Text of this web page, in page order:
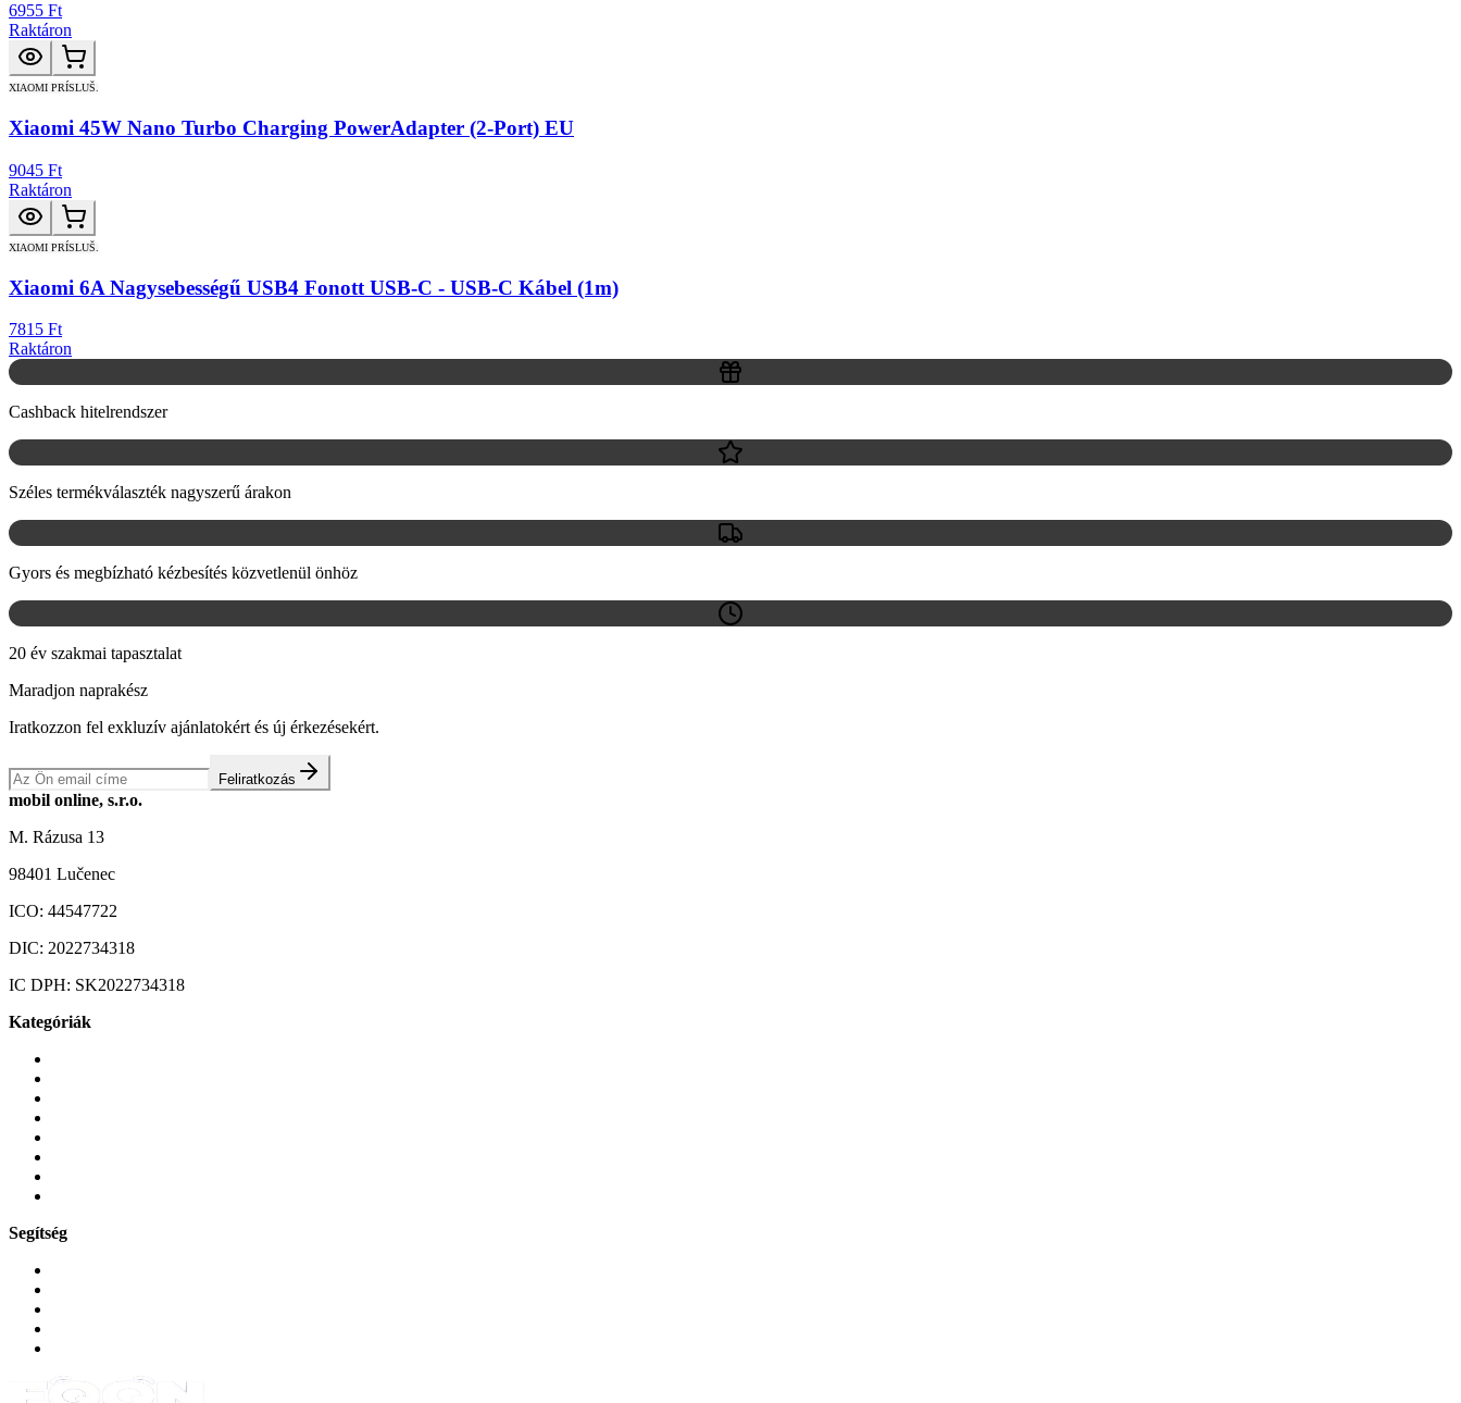
6955 Ft
Raktáron
XIAOMI PRÍSLUŠ.
Xiaomi 45W Nano Turbo Charging PowerAdapter (2-Port) EU
9045 Ft
Raktáron
XIAOMI PRÍSLUŠ.
Xiaomi 6A Nagysebességű USB4 Fonott USB-C - USB-C Kábel (1m)
7815 Ft
Raktáron
Cashback hitelrendszer
Széles termékválaszték nagyszerű árakon
Gyors és megbízható kézbesítés közvetlenül önhöz
20 év szakmai tapasztalat
Maradjon naprakész
Iratkozzon fel exkluzív ajánlatokért és új érkezésekért.
Feliratkozás
mobil online, s.r.o.
M. Rázusa 13
98401 Lučenec
ICO: 44547722
DIC: 2022734318
IC DPH: SK2022734318
Kategóriák
Segítség